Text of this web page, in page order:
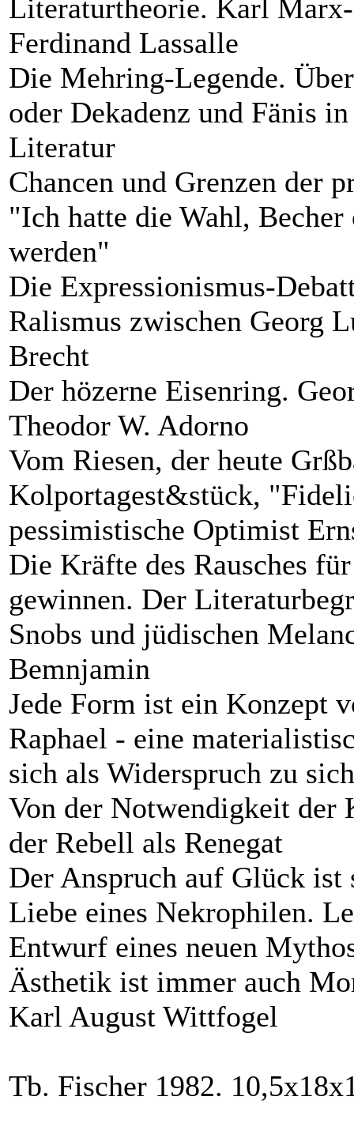
Literaturtheorie. Karl
Ferdinand Lassalle
Die Mehring-Legende.
oder Dekadenz und Fänis
Literatur
Chancen und Grenzen der
"Ich hatte die Wahl, Becher
werden"
Die Expressionismus-
Ralismus zwischen Georg
Brecht
Der hözerne Eisenring.
Theodor W. Adorno
Vom Riesen, der heute
Kolportagest&stück,
pessimistische Optimist
Die Kräfte des Rausches
gewinnen. Der
Snobs und jüdischen
Bemnjamin
Jede Form ist ein Konzept
Raphael - eine
sich als Widerspruch zu
Von der Notwendigkeit der
der Rebell als Renegat
Der Anspruch auf Glück
Liebe eines Nekrophilen.
Entwurf eines neuen
Ästhetik ist immer auch
Karl August Wittfogel
Tb. Fischer 1982.